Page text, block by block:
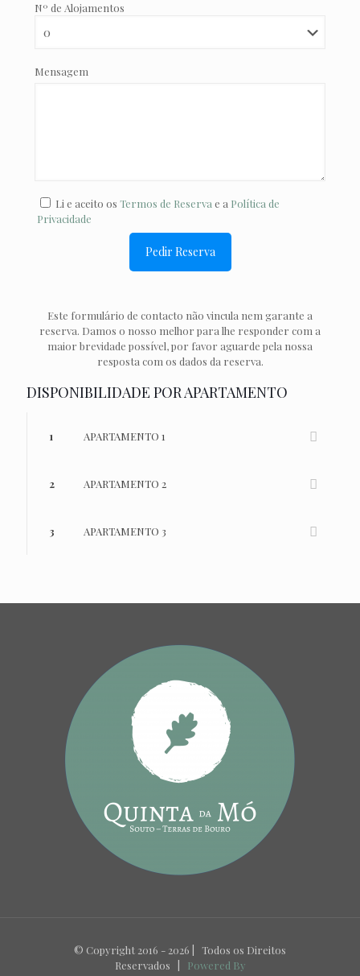
Nº de Alojamentos
Mensagem
Li e aceito os Termos de Reserva e a Política de
Privacidade
Este formulário de contacto não vincula nem garante a
reserva. Damos o nosso melhor para lhe responder com a
maior brevidade possível, por favor aguarde pela nossa
resposta com os dados da reserva.
DISPONIBILIDADE POR APARTAMENTO
1 APARTAMENTO 1
2 APARTAMENTO 2
3 APARTAMENTO 3
© Copyright 2016 - 2026 | Todos os Direitos
Reservados | Powered By